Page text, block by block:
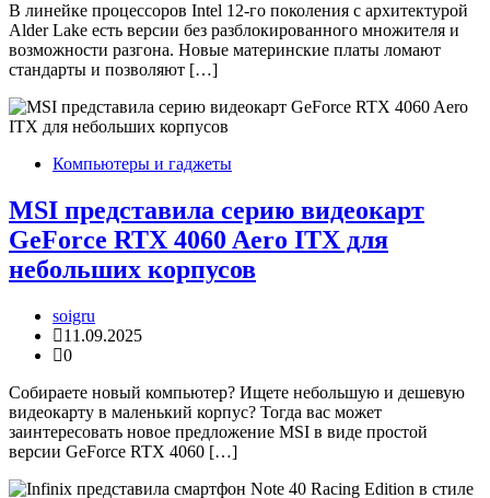
В линейке процессоров Intel 12-го поколения с архитектурой
Alder Lake есть версии без разблокированного множителя и
возможности разгона. Новые материнские платы ломают
стандарты и позволяют […]
Компьютеры и гаджеты
MSI представила серию видеокарт
GeForce RTX 4060 Aero ITX для
небольших корпусов
soigru
11.09.2025
0
Собираете новый компьютер? Ищете небольшую и дешевую
видеокарту в маленький корпус? Тогда вас может
заинтересовать новое предложение MSI в виде простой
версии GeForce RTX 4060 […]